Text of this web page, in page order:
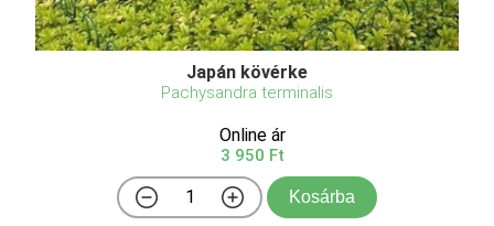
Japán kövérke
Pachysandra terminalis
Online ár
3 950 Ft
Kosárba